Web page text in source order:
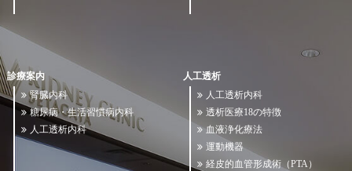
診療案内
腎臓内科
糖尿病・生活習慣病内科
人工透析内科
人工透析
人工透析内科
透析医療18の特徴
血液浄化療法
運動機器
経皮的血管形成術（PTA）